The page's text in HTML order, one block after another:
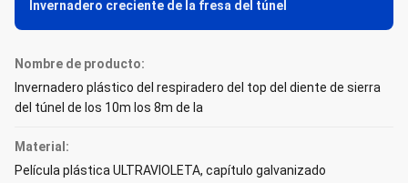
Invernadero creciente de la fresa del túnel
Nombre de producto:
Invernadero plástico del respiradero del top del diente de sierra
del túnel de los 10m los 8m de la
Material:
Película plástica ULTRAVIOLETA, capítulo galvanizado